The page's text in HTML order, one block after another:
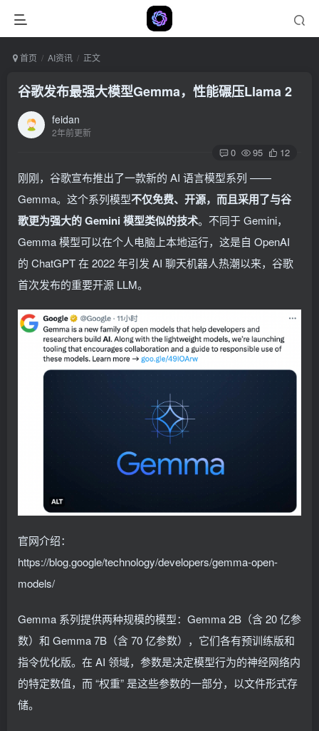
首页 AI资讯 正文
谷歌发布最强大模型Gemma，性能碾压Llama 2
feidan
2年前更新
0 95 12
刚刚，谷歌宣布推出了一款新的 AI 语言模型系列 ——
Gemma。这个系列模型不仅免费、开源，而且采用了与谷
歌更为强大的 Gemini 模型类似的技术。不同于 Gemini，
Gemma 模型可以在个人电脑上本地运行，这是自 OpenAI
的 ChatGPT 在 2022 年引发 AI 聊天机器人热潮以来，谷歌
首次发布的重要开源 LLM。
官网介绍：
https://blog.google/technology/developers/gemma-open-
models/
Gemma 系列提供两种规模的模型：Gemma 2B（含 20 亿参
数）和 Gemma 7B（含 70 亿参数），它们各有预训练版和
指令优化版。在 AI 领域，参数是决定模型行为的神经网络内
的特定数值，而 “权重” 是这些参数的一部分，以文件形式存
储。